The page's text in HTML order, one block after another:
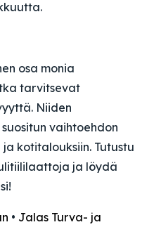
osa monia
tarvitsevat
Niiden
vaihtoehdon
kotitalouksiin. Tutustu
ja löydä
• Jalas Turva- ja